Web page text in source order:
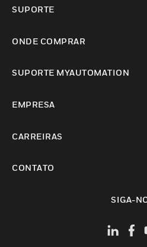
SUPORTE
ONDE COMPRAR
SUPORTE MYAUTOMATION
EMPRESA
CARREIRAS
CONTATO
SIGA-